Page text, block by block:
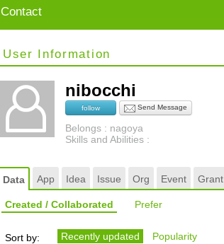
Contact
User Information
nibocchi
follow Send Message
Belongs : nagoya
Skills and Abilities :
Data App Idea Issue Org Event Grant
Created / Collaborated Prefer
Sort by: Recently updated Popularity